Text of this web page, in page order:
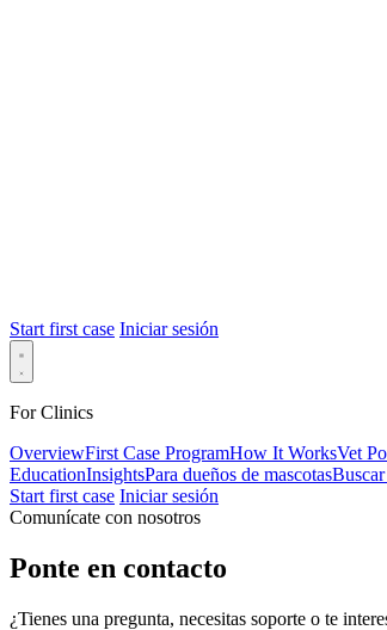
Start first case Iniciar sesión
For Clinics
OverviewFirst Case ProgramHow It WorksVet
EducationInsightsPara dueños de mascotas
Start first case Iniciar sesión
Comunícate con nosotros
Ponte en contacto
¿Tienes una pregunta, necesitas soporte o te